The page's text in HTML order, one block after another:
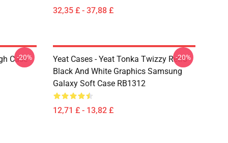
32,35 £ - 37,88 £
Case
-20%
Yeat Cases - Yeat Tonka Twizzy Retro
Black And White Graphics Samsung
Galaxy Soft Case RB1312
12,71 £ - 13,82 £
-20%